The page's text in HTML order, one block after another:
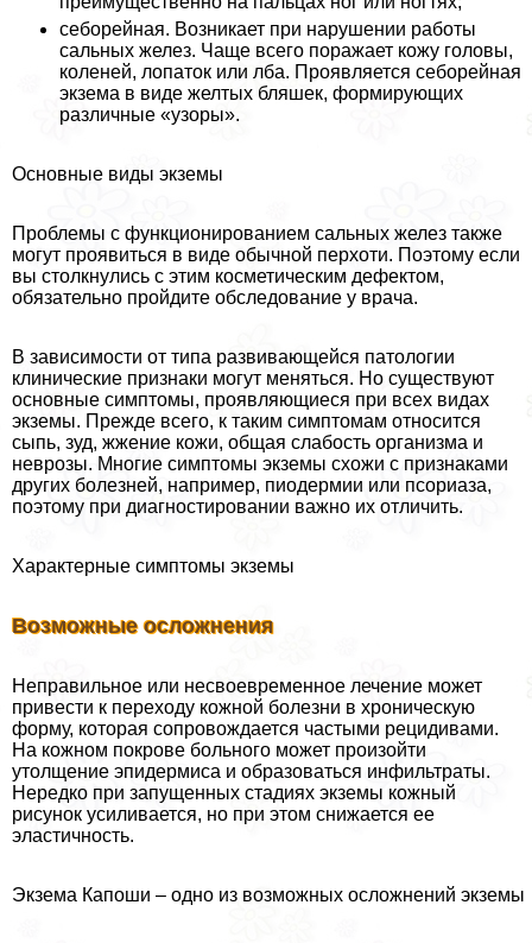
себорейная. Возникает при нарушении работы
сальных желез. Чаще всего поражает кожу головы,
коленей, лопаток или лба. Проявляется себорейная
экзема в виде желтых бляшек, формирующих
различные «узоры».
Основные виды экземы
Проблемы с функционированием сальных желез также
могут проявиться в виде обычной перхоти. Поэтому если
вы столкнулись с этим косметическим дефектом,
обязательно пройдите обследование у врача.
В зависимости от типа развивающейся патологии
клинические признаки могут меняться. Но существуют
основные симптомы, проявляющиеся при всех видах
экземы. Прежде всего, к таким симптомам относится
сыпь, зуд, жжение кожи, общая слабость организма и
неврозы. Многие симптомы экземы схожи с признаками
других болезней, например, пиодермии или псориаза,
поэтому при диагностировании важно их отличить.
Хаpaктерные симптомы экземы
Возможные осложнения
Неправильное или несвоевременное лечение может
привести к переходу кожной болезни в хроническую
форму, которая сопровождается частыми рецидивами.
На кожном покрове больного может произойти
утолщение эпидермиса и образоваться инфильтраты.
Нередко при запущенных стадиях экземы кожный
рисунок усиливается, но при этом снижается ее
эластичность.
Экзема Капоши – одно из возможных осложнений экземы